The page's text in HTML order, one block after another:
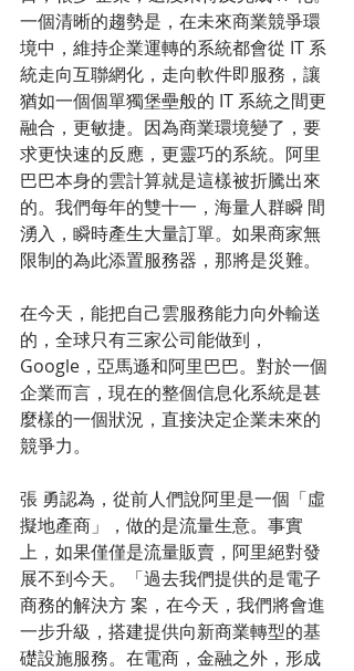
一個清晰的趨勢是，在未來商業競爭環
境中，維持企業運轉的系統都會從 IT 系
統走向互聯網化，走向軟件即服務，讓
猶如一個個單獨堡壘般的 IT 系統之間更
融合，更敏捷。因為商業環境變了，要
求更快速的反應，更靈巧的系統。阿里
巴巴本身的雲計算就是這樣被折騰出來
的。我們每年的雙十一，海量人群瞬 間
湧入，瞬時產生大量訂單。如果商家無
限制的為此添置服務器，那將是災難。
在今天，能把自己雲服務能力向外輸送
的，全球只有三家公司能做到，
Google，亞馬遜和阿里巴巴。對於一個
企業而言，現在的整個信息化系統是甚
麼樣的一個狀況，直接決定企業未來的
競爭力。
張 勇認為，從前人們說阿里是一個「虛
擬地產商」，做的是流量生意。事實
上，如果僅僅是流量販賣，阿里絕對發
展不到今天。「過去我們提供的是電子
商務的解決方 案，在今天，我們將會進
一步升級，搭建提供向新商業轉型的基
礎設施服務。在電商，金融之外，形成